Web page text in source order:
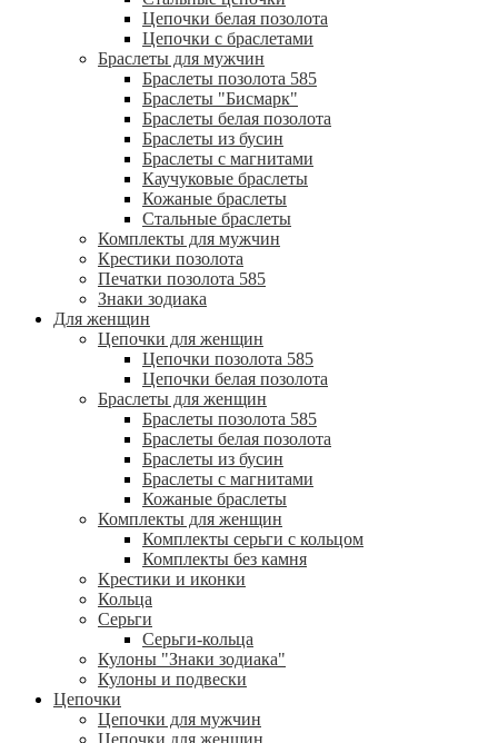
Цепочки белая позолота
Цепочки с браслетами
Браслеты для мужчин
Браслеты позолота 585
Браслеты "Бисмарк"
Браслеты белая позолота
Браслеты из бусин
Браслеты с магнитами
Каучуковые браслеты
Кожаные браслеты
Стальные браслеты
Комплекты для мужчин
Крестики позолота
Печатки позолота 585
Знаки зодиака
Для женщин
Цепочки для женщин
Цепочки позолота 585
Цепочки белая позолота
Браслеты для женщин
Браслеты позолота 585
Браслеты белая позолота
Браслеты из бусин
Браслеты с магнитами
Кожаные браслеты
Комплекты для женщин
Комплекты серьги с кольцом
Комплекты без камня
Крестики и иконки
Кольца
Серьги
Серьги-кольца
Кулоны "Знаки зодиака"
Кулоны и подвески
Цепочки
Цепочки для мужчин
Цепочки для женщин